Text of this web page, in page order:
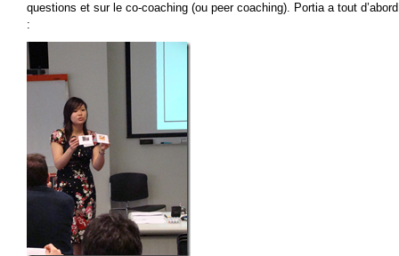
questions et sur le co-coaching (ou peer coaching). Portia a tout
: